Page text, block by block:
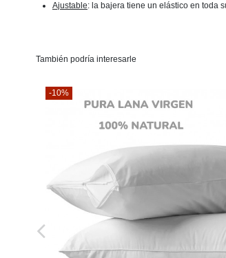
Ajustable: la bajera tiene un elástico en toda
También podría interesarle
¡En oferta!